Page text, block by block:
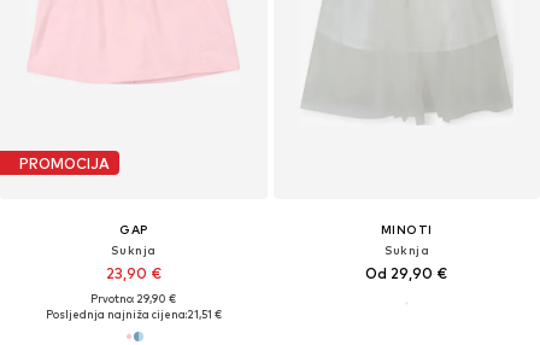
PROMOCIJA
GAP
Suknja
23,90 €
Prvotno: 29,90 €
Posljednja najniža cijena:21,51 €
MINOTI
Suknja
Od 29,90 €